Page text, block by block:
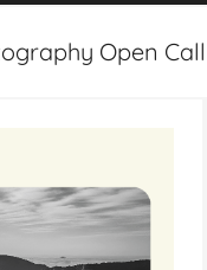
Open Call